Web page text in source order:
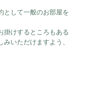
として一般のお部屋を
掛けするところもある
いただけますよう、